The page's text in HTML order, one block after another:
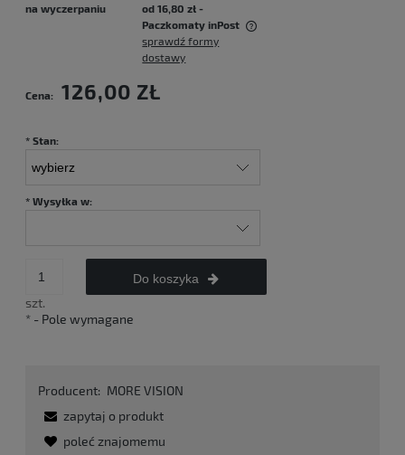
na wyczerpaniu
od 16,80 zł -
Paczkomaty inPost
Cena nie zawiera ewentualnych kosztów płatności
sprawdź formy
dostawy
Cena: 126,00 ZŁ
* Stan:
* Wysyłka w:
szt.
Do koszyka
* - Pole wymagane
Producent: MORE VISION
zapytaj o produkt
poleć znajomemu